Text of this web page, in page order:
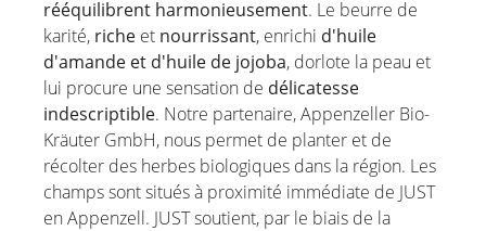
rééquilibrent harmonieusement. Le beurre de
karité, riche et nourrissant, enrichi d'huile
d'amande et d'huile de jojoba, dorlote la peau et
lui procure une sensation de délicatesse
indescriptible. Notre partenaire, Appenzeller Bio-
Kräuter GmbH, nous permet de planter et de
récolter des herbes biologiques dans la région. Les
champs sont situés à proximité immédiate de JUST
en Appenzell. JUST soutient, par le biais de la